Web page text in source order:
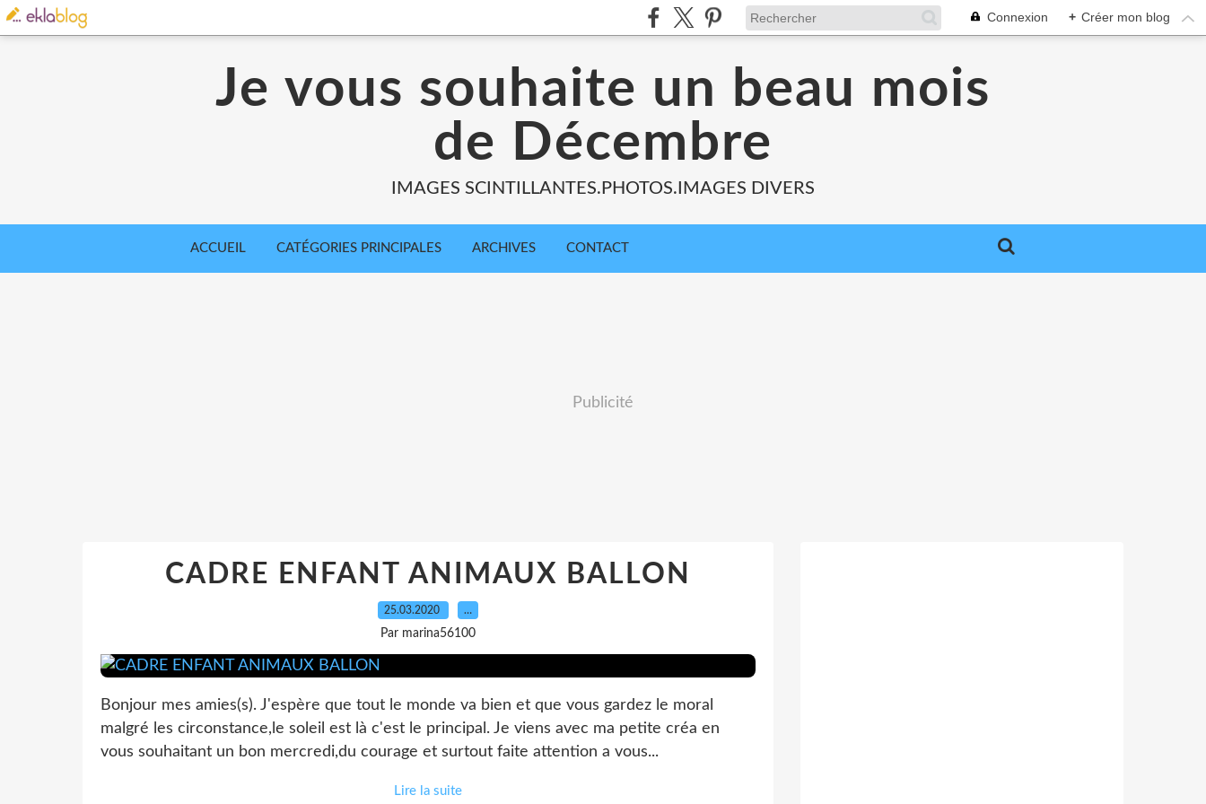
Connexion + Créer mon blog
Je vous souhaite un beau mois
de Décembre
IMAGES SCINTILLANTES.PHOTOS.IMAGES DIVERS
ACCUEIL CATÉGORIES PRINCIPALES ARCHIVES CONTACT
Publicité
CADRE ENFANT ANIMAUX BALLON
25.03.2020 …
Par marina56100
Bonjour mes amies(s). J'espère que tout le monde va bien et que vous gardez le moral
malgré les circonstance,le soleil est là c'est le principal. Je viens avec ma petite créa en
vous souhaitant un bon mercredi,du courage et surtout faite attention a vous...
Lire la suite